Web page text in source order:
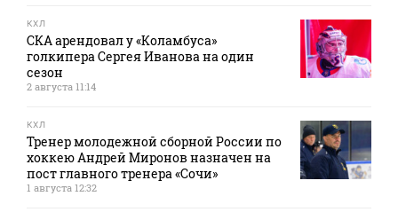
КХЛ
СКА арендовал у «Коламбуса»
голкипера Сергея Иванова на один
сезон
2 августа 11:14
КХЛ
Тренер молодежной сборной России по
хоккею Андрей Миронов назначен на
пост главного тренера «Сочи»
1 августа 12:32